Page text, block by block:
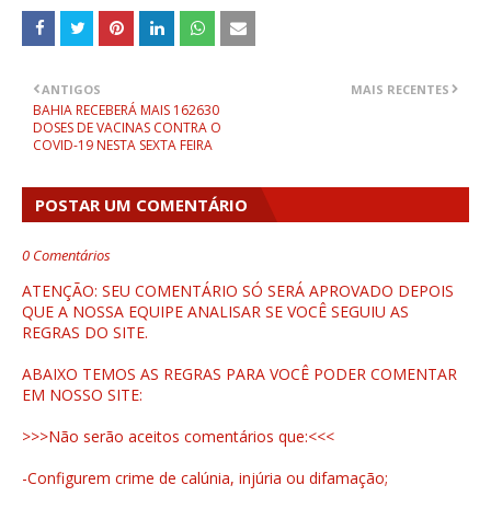
MAIS RECENTES
ANTIGOS
BAHIA RECEBERÁ MAIS 162630
DOSES DE VACINAS CONTRA O
COVID-19 NESTA SEXTA FEIRA
POSTAR UM COMENTÁRIO
0 Comentários
ATENÇÃO: SEU COMENTÁRIO SÓ SERÁ APROVADO DEPOIS
QUE A NOSSA EQUIPE ANALISAR SE VOCÊ SEGUIU AS
REGRAS DO SITE.
ABAIXO TEMOS AS REGRAS PARA VOCÊ PODER COMENTAR
EM NOSSO SITE:
>>>Não serão aceitos comentários que:<<<
-Configurem crime de calúnia, injúria ou difamação;